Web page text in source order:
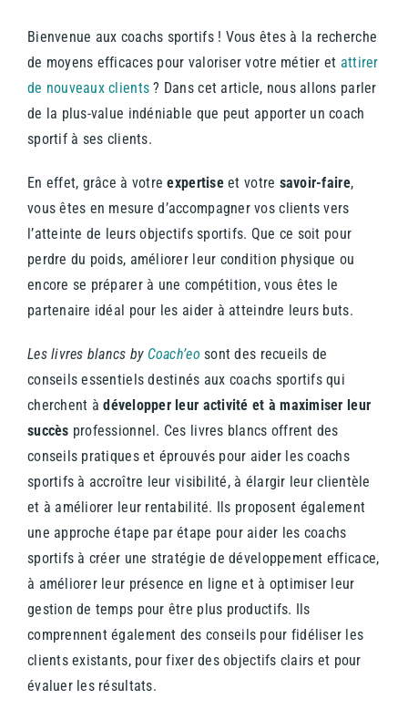
Bienvenue aux coachs sportifs ! Vous êtes à la recherche
de moyens efficaces pour valoriser votre métier et attirer
de nouveaux clients ? Dans cet article, nous allons parler
de la plus-value indéniable que peut apporter un coach
sportif à ses clients.
En effet, grâce à votreexpertiseet votre savoir-faire,
vous êtes en mesure d’accompagner vos clients vers
l’atteinte de leurs objectifs sportifs. Que ce soit pour
perdre du poids, améliorer leur condition physique ou
encore se préparer à une compétition, vous êtes le
partenaire idéal pour les aider à atteindre leurs buts.
Les livres blancs by Coach’eo sont des recueils de
conseils essentiels destinés aux coachs sportifs qui
cherchent àdévelopper leur activité et à maximiser leur
succès professionnel. Ces livres blancs offrent des
conseils pratiques et éprouvés pour aider les coachs
sportifs à accroître leur visibilité, à élargir leur clientèle
et à améliorer leur rentabilité. Ils proposent également
une approche étape par étape pour aider les coachs
sportifs à créer une stratégie de développement efficace,
à améliorer leur présence en ligne et à optimiser leur
gestion de temps pour être plus productifs. Ils
comprennent également des conseils pour fidéliser les
clients existants, pour fixer des objectifs clairs et pour
évaluer les résultats.